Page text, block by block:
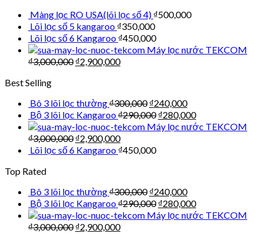
Màng lọc RO USA(lõi lọc số 4) ₫500,000
Lõi lọc số 5 kangaroo ₫350,000
Lõi lọc số 6 Kangaroo ₫450,000
Máy lọc nước TEKCOM
₫3,000,000 ₫2,900,000
Best Selling
Bô 3 lõi lọc thường₫300,000 ₫240,000
Bộ 3 lõi lọc Kangaroo₫290,000 ₫280,000
Máy lọc nước TEKCOM
₫3,000,000 ₫2,900,000
Lõi lọc số 6 Kangaroo ₫450,000
Top Rated
Bô 3 lõi lọc thường₫300,000 ₫240,000
Bộ 3 lõi lọc Kangaroo₫290,000 ₫280,000
Máy lọc nước TEKCOM
₫3,000,000 ₫2,900,000